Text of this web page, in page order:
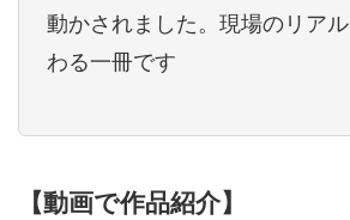
動かされました。現場のリア
わる一冊です
【動画で作品紹介】